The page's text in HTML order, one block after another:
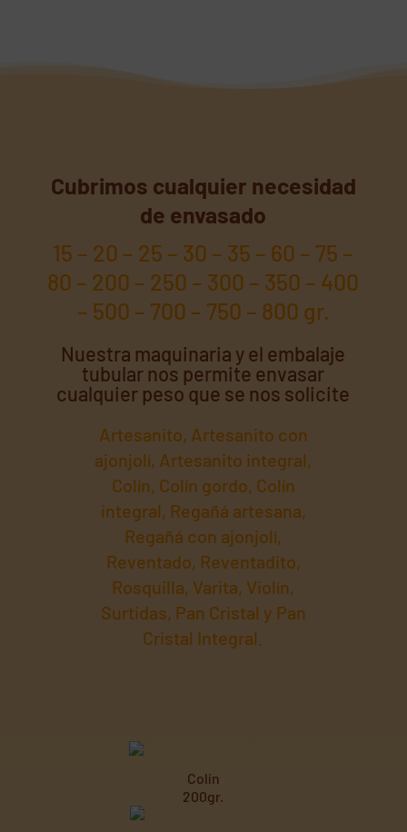
Cubrimos cualquier necesidad
de envasado
15 – 20 – 25 – 30 – 35 – 60 – 75 –
80 – 200 – 250 – 300 – 350 – 400
– 500 – 700 – 750 – 800 gr.
Nuestra maquinaria y el embalaje
tubular nos permite envasar
cualquier peso que se nos solicite
Artesanito, Artesanito con
ajonjolí, Artesanito integral,
Colín, Colín gordo, Colín
integral, Regañá artesana,
Regañá con ajonjolí,
Reventado, Reventadito,
Rosquilla, Varita, Violín,
Surtidas, Pan Cristal y Pan
Cristal Integral.
Colín
200gr.